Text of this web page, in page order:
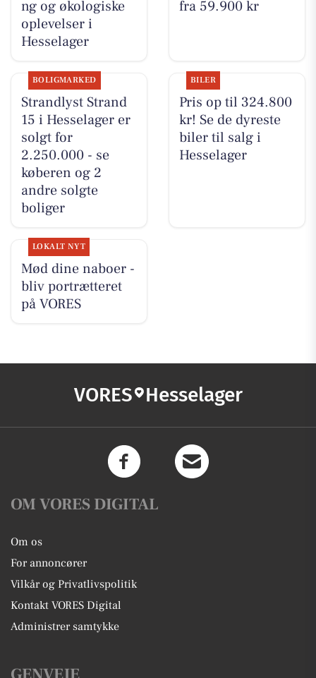
ng og økologiske
oplevelser i
Hesselager
fra 59.900 kr
BOLIGMARKED
Strandlyst Strand
15 i Hesselager er
solgt for
2.250.000 - se
køberen og 2
andre solgte
boliger
BILER
Pris op til 324.800
kr! Se de dyreste
biler til salg i
Hesselager
LOKALT NYT
Mød dine naboer -
bliv portrætteret
på VORES
VORES Hesselager
OM VORES DIGITAL
Om os
For annoncører
Vilkår og Privatlivspolitik
Kontakt VORES Digital
Administrer samtykke